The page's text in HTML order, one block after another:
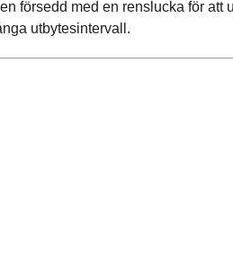
försedd med en renslucka för att
utbytesintervall.